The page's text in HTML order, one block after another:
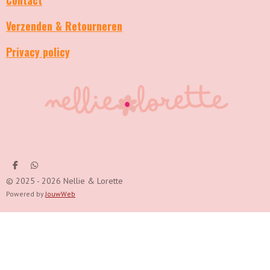
Verzenden & Retourneren
Privacy policy
D
e
l
e
D
e
l
e
© 2025 - 2026 Nellie & Lorette
Powered byJouwWeb